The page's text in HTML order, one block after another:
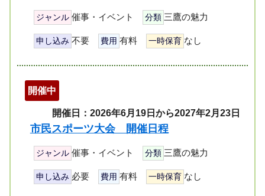
ジャンル 催事・イベント 分類 三鷹の魅力
申し込み 不要 費用 有料 一時保育 なし
開催中
開催日：2026年6月19日から2027年2月23日
市民スポーツ大会 開催日程
ジャンル 催事・イベント 分類 三鷹の魅力
申し込み 必要 費用 有料 一時保育 なし